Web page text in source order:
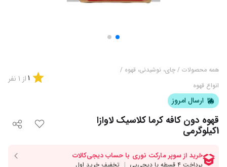
همه محصولات / چای، نوشیدنی، قهوه /
انواع قهوه
1از 1نفر
ارسال امروز
قهوه دون کافه کرما کلاسیک لاوازا
1کیلوگرمی